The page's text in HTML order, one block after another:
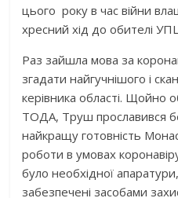
цього року в час війни
хресний хід до обителі
Раз зайшла мова за
згадати найгучнішого і
керівника області. Щойно
ТОДА, Труш прославився
найкращу готовність
роботи в умовах
було необхідної
забезпечені засобами